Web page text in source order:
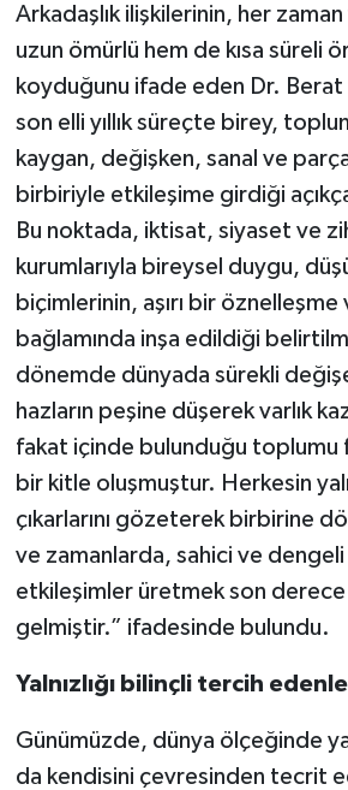
Arkadaşlık ilişkilerinin, her
uzun ömürlü hem de kısa süreli
koyduğunu ifade eden Dr.
son elli yıllık süreçte birey,
kaygan, değişken, sanal ve
birbiriyle etkileşime girdiği
Bu noktada, iktisat, siyaset ve
kurumlarıyla bireysel duygu,
biçimlerinin, aşırı bir
bağlamında inşa edildiği
dönemde dünyada sürekli
hazların peşine düşerek varlık
fakat içinde bulunduğu toplumu
bir kitle oluşmuştur. Herkesin
çıkarlarını gözeterek birbirine
ve zamanlarda, sahici ve dengeli
etkileşimler üretmek son derece
gelmiştir.” ifadesinde bulundu.
Yalnızlığı bilinçli tercih
Günümüzde, dünya ölçeğinde
da kendisini çevresinden tecrit